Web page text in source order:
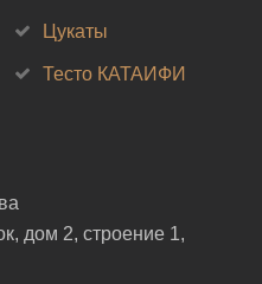
Цукаты
Тесто КАТАИФИ
дом 2, строение 1,